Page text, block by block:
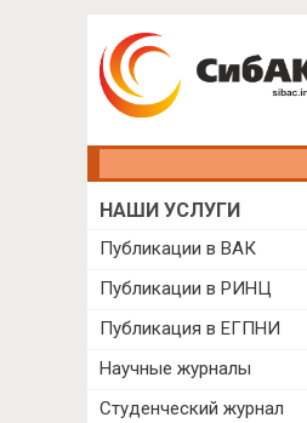
НАШИ УСЛУГИ
Публикации в ВАК
Публикации в РИНЦ
Публикация в ЕГПНИ
Научные журналы
Студенческий журнал